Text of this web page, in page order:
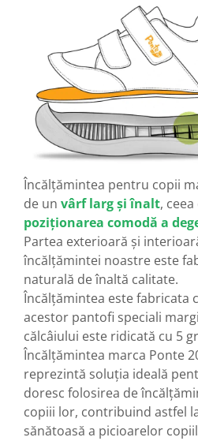
Încălțămintea pentru copii
de un vârf larg și înalt,
poziționarea comodă a
Partea exterioară și
încălțămintei noastre este
naturală de înaltă calitate.
Încălțămintea este fabricata
acestor pantofi speciali
călcâiului este ridicată cu 5
Încălțămintea marca Ponte
reprezintă soluția ideală
doresc folosirea de
copiii lor, contribuind astfel
sănătoasă a picioarelor